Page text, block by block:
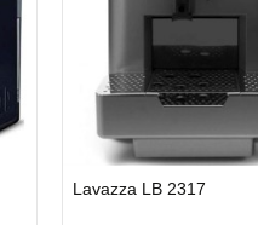
GÖNDERİ
Lavazza LB 2317